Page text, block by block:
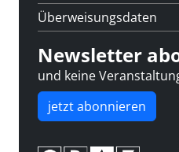
Überweisungsdaten
Newsletter
und keine
jetzt abonnieren